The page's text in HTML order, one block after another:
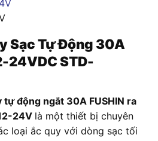
Sạc Tự Động 30A
24VDC STD-
tự động ngắt 30A FUSHIN ra
24V là một thiết bị chuyên
loại ắc quy với dòng sạc tối